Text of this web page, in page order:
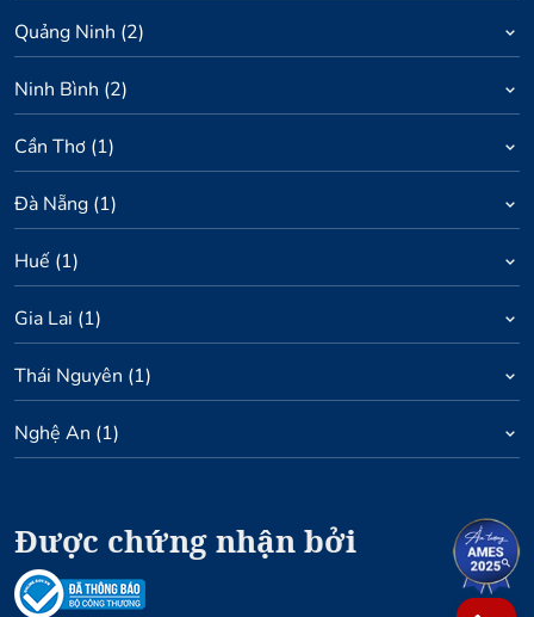
Quảng Ninh (2)
Ninh Bình (2)
Cần Thơ (1)
Đà Nẵng (1)
Huế (1)
Gia Lai (1)
Thái Nguyên (1)
Nghệ An (1)
Được chứng nhận bởi